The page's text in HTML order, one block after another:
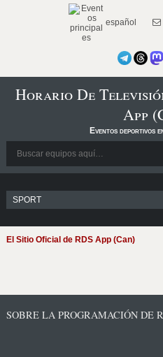
español
Horario De
App
Eventos deportivos
El Sitio Oficial de RDS App (Can)
SOBRE LA PROGRAMACIÓN DE